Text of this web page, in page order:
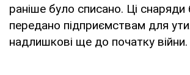
раніше було списано. Ці снаряди
передано підприємствам для
надлишкові ще до початку війни.